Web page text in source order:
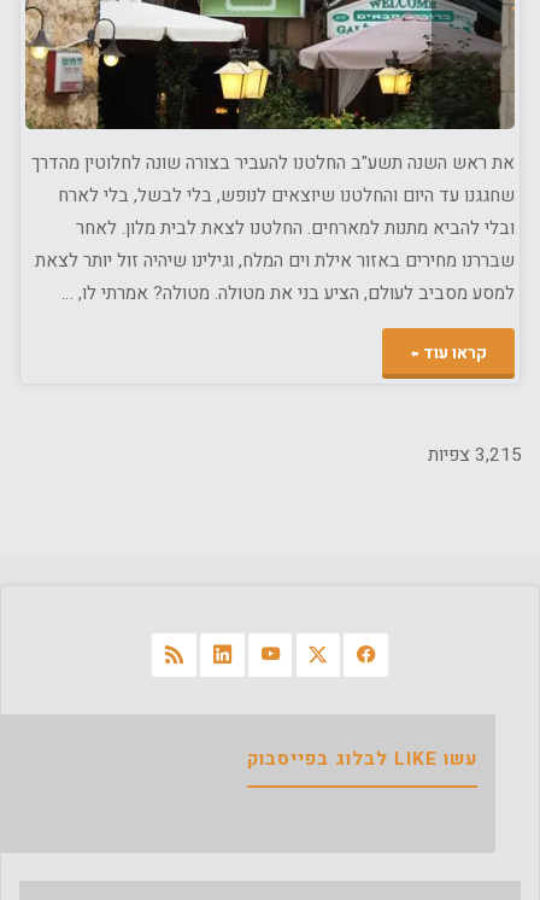
את ראש השנה תשע"ב החלטנו להעביר בצורה שונה לחלוטין מהדרך
שחגגנו עד היום והחלטנו שיוצאים לנופש, בלי לבשל, בלי לארח
ובלי להביא מתנות למארחים. החלטנו לצאת לבית מלון. לאחר
שבררנו מחירים באזור אילת וים המלח, וגילינו שיהיה זול יותר לצאת
למסע מסביב לעולם, הציע בני את מטולה. מטולה? אמרתי לו, …
קראו עוד
ואווירה
–
3,215 צפיות
עשו LIKE לבלוג בפייסבוק